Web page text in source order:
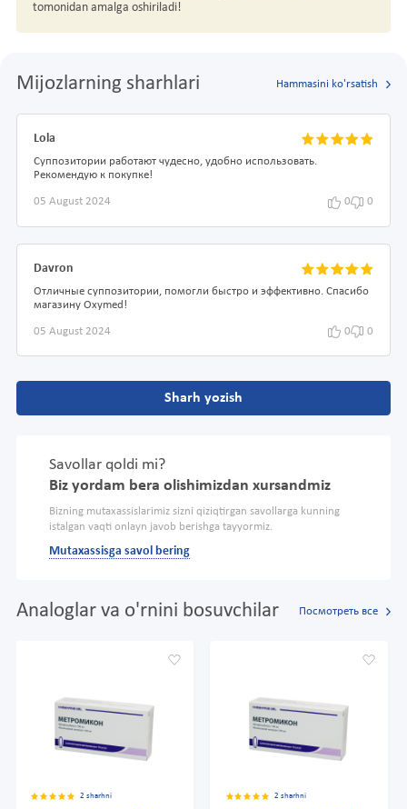
tomonidan amalga oshiriladi!
Mijozlarning sharhlari Hammasini ko'rsatish
Lola
Суппозитории работают чудесно, удобно использовать.
Рекомендую к покупке!
05 August 2024 0 0
Davron
Отличные суппозитории, помогли быстро и эффективно. Спасибо
магазину Oxymed!
05 August 2024 0 0
Sharh yozish
Savollar qoldi mi?
Biz yordam bera olishimizdan xursandmiz
Bizning mutaxassislarimiz sizni qiziqtirgan savollarga kunning
istalgan vaqti onlayn javob berishga tayyormiz.
Mutaxassisga savol bering
Analoglar va o'rnini bosuvchilar Посмотреть все
2 sharhni 2 sharhni